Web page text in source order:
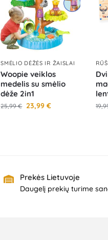
SMĖLIO DĖŽĖS IR ŽAISLAI
Woopie veiklos
medelis su smėlio
dėže 2in1
25,99€ 23,99€
Prekės Lietuvoje
Daugelį prekių turime